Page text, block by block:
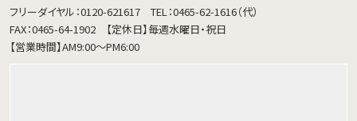
フリーダイヤル：0120-621617
TEL：0465-62-1616（代）
FAX：0465-64-1902
【定休日】毎週水曜日・祝日
【営業時間】AM9:00～PM6:00